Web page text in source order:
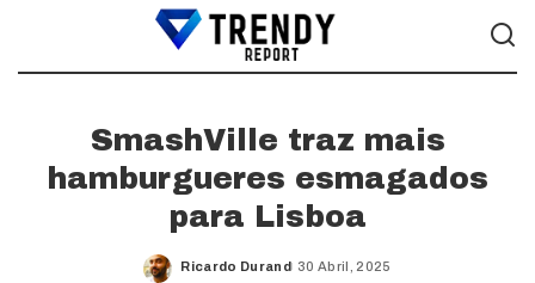
SmashVille traz mais
hamburgueres esmagados
para Lisboa
Posted
Ricardo Durand 30 Abril, 2025